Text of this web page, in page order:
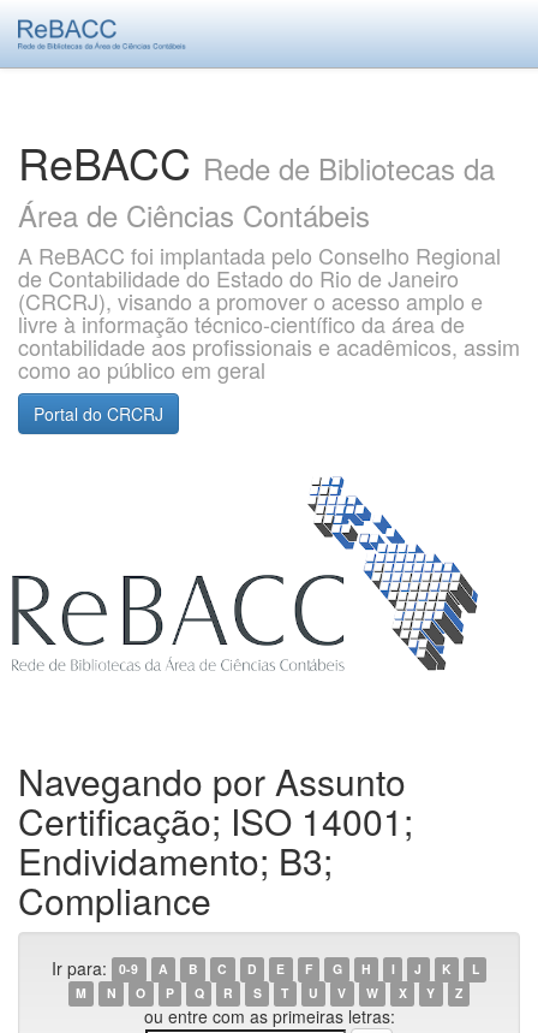
ReBACC Rede de Bibliotecas da
Área de Ciências Contábeis
A ReBACC foi implantada pelo Conselho Regional
de Contabilidade do Estado do Rio de Janeiro
(CRCRJ), visando a promover o acesso amplo e
livre à informação técnico-científico da área de
contabilidade aos profissionais e acadêmicos, assim
como ao público em geral
Portal do CRCRJ
Navegando por Assunto
Certificação; ISO 14001;
Endividamento; B3;
Compliance
Ir para: 0-9 A B C D E F G H I J K
L
M
N O P Q R S T U V W X Y Z
ou entre com as primeiras letras: